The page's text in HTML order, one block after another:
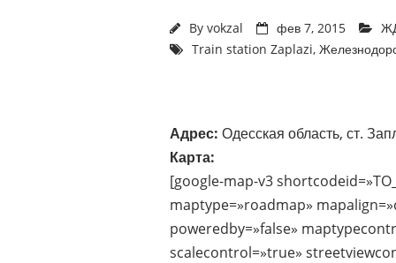
By vokzal фев 7, 2015
Train station Zaplazi,
Адрес: Одесская область, ст.
Карта:
[google-map-v3
maptype=»roadmap»
poweredby=»false»
scalecontrol=»true»